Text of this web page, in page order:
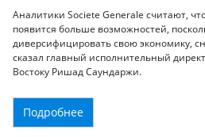
Аналитики Societe Generale считают,
появится больше возможностей,
диверсифицировать свою экономику,
сказал главный исполнительный
Востоку Ришад Саундаржи.
Подробнее